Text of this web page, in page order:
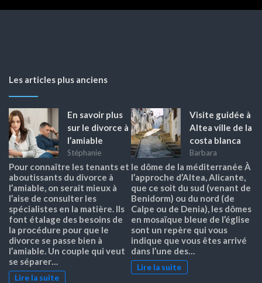
Les articles plus anciens
En savoir plus
sur le divorce à
l’amiable
Stéphanie
Pour connaître les tenants et
aboutissants du divorce à
l’amiable, on serait mieux à
l’aise de consulter les
spécialistes en la matière. Ils
font étalage des besoins de
la procédure pour que le
divorce se passe bien à
l’amiable. Un couple qui veut
se séparer…
Lire la suite
Visite guidée à
Altea ville de la
costa blanca
Barbara
le dôme de la méditerranée À
l’approche d’Altea, Alicante,
que ce soit du sud (venant de
Benidorm) ou du nord (de
Calpe ou de Denia), les dômes
en mosaïque bleue de l’église
sont un repère qui vous
indique que vous êtes arrivé
dans l’une des…
Lire la suite